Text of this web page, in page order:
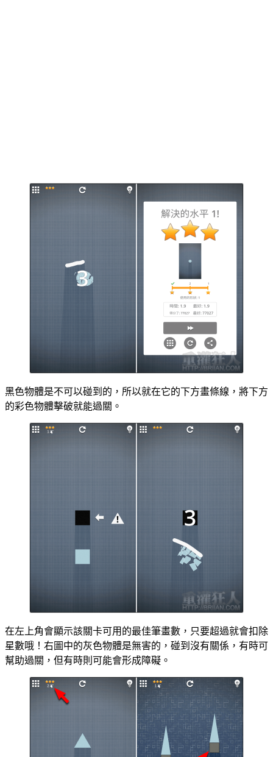
黑色物體是不可以碰到的，所以就在它的下方畫條線，將下方
的彩色物體擊破就能過關。
在左上角會顯示該關卡可用的最佳筆畫數，只要超過就會扣除
星數哦！右圖中的灰色物體是無害的，碰到沒有關係，有時可
幫助過關，但有時則可能會形成障礙。